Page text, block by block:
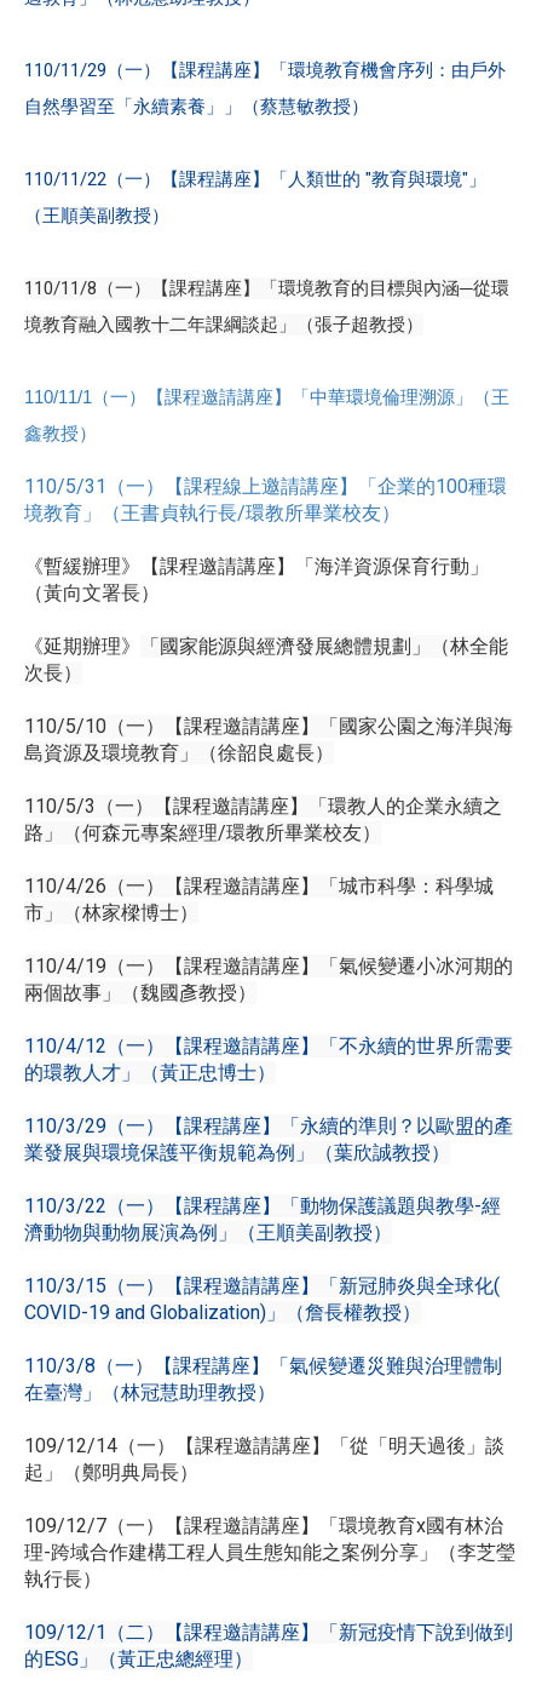
110/11/29（一）【課程講座】「環境教育機會序列：由戶外
自然學習至「永續素養」」（蔡慧敏教授）
110/11/22（一）【課程講座】「人類世的 "教育與環境"」
（王順美副教授）
110/11/8（一）【課程講座】「環境教育的目標與內涵─從環
境教育融入國教十二年課綱談起」（張子超教授）
110/11/1（一）【課程邀請講座】「中華環境倫理溯源」（王
鑫教授）
110/5/31（一）【課程線上邀請講座】「企業的100種環
境教育」（王書貞執行長/環教所畢業校友）
《暫緩辦理》【課程邀請講座】「海洋資源保育行動」
（黃向文署長）
《延期辦理》
「國家能源與經濟發展總體規劃」（林全能
次長）
110/5/10（一）【課程邀請講座】「國家公園之海洋與海
島資源及環境教育」（徐韶良處長）
110/5/3（一）【課程邀請講座】「環教人的企業永續之
路」（何森元專案經理/環教所畢業校友）
110/4/26（一）【課程邀請講座】「城市科學：科學城
市」（林家樑博士）
110/4/19（一）【課程邀請講座】「氣候變遷小冰河期的
兩個故事」（魏國彥教授）
110/4/12（一）【課程邀請講座】「不永續的世界所需要
的環教人才」（黃正忠博士）
110/3/29（一）【課程講座】「永續的準則？以歐盟的產
業發展與環境保護平衡規範為例」（葉欣誠教授）
110/3/22（一）【課程講座】「動物保護議題與教學-經
濟動物與動物展演為例」（王順美副教授）
110/3/15（一）【課程邀請講座】「新冠肺炎與全球化(
COVID-19 and Globalization)」（詹長權教授）
110/3/8（一）【課程講座】「氣候變遷災難與治理體制
在臺灣」（林冠慧助理教授）
109/12/14（一）【課程邀請講座】「從「明天過後」談
起」（鄭明典局長）
109/12/7（一）【課程邀請講座】「環境教育x國有林治
理-跨域合作建構工程人員生態知能之案例分享」（李芝瑩
執行長）
109/12/1（二）【課程邀請講座】「新冠疫情下說到做到
的ESG」（黃正忠總經理）